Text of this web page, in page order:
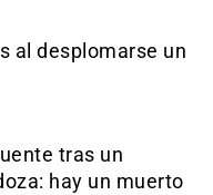
al desplomarse un
tras un
hay un muerto